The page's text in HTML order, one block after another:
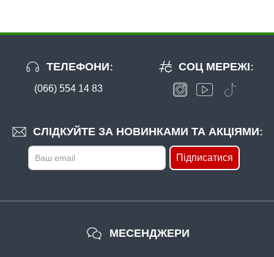
ТЕЛЕФОНИ:
(066) 554 14 83
СЛІДКУЙТЕ ЗА НОВИНКАМИ ТА АКЦІЯМИ:
Підписатися
СОЦ МЕРЕЖІ:
МЕСЕНДЖЕРИ